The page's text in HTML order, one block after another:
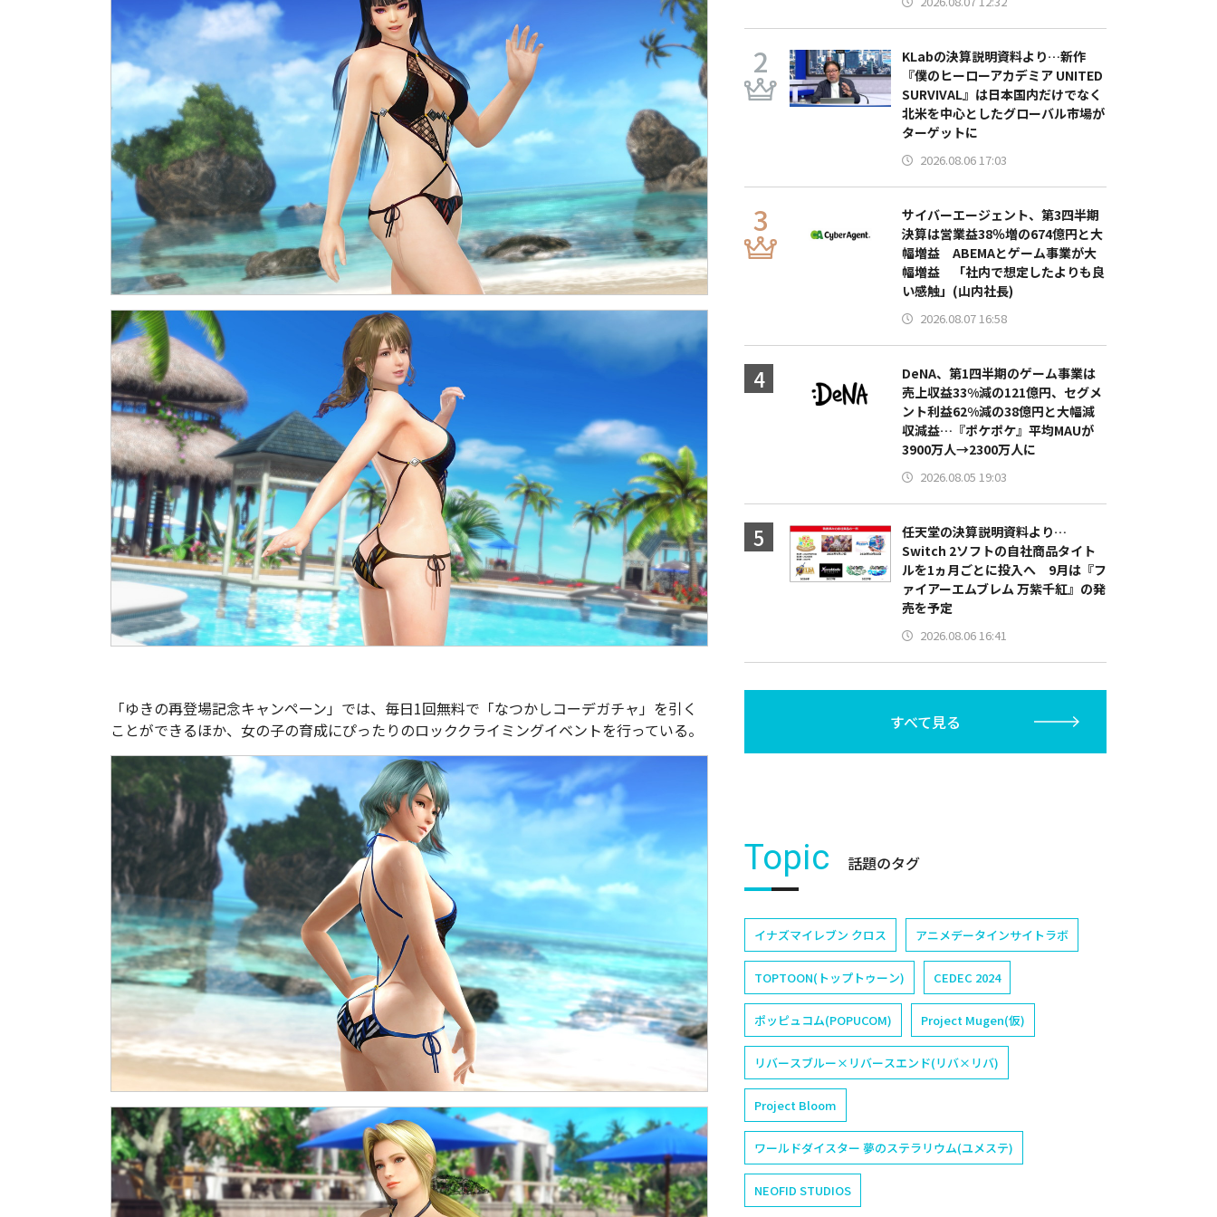
「ゆきの再登場記念キャンペーン」では、毎日1回無料で「なつかしコーデガチャ」を引く
ことができるほか、女の子の育成にぴったりのロッククライミングイベントを行っている。
KLabの決算説明資料より…新作
『僕のヒーローアカデミア UNITED
SURVIVAL』は日本国内だけでなく
北米を中心としたグローバル市場が
ターゲットに
2026.08.06 17:03
サイバーエージェント、第3四半期
決算は営業益38％増の674億円と大
幅増益 ABEMAとゲーム事業が大
幅増益 「社内で想定したよりも良
い感触」(山内社長)
2026.08.07 16:58
DeNA、第1四半期のゲーム事業は
売上収益33%減の121億円、セグメ
ント利益62%減の38億円と大幅減
収減益…『ポケポケ』平均MAUが
3900万人→2300万人に
2026.08.05 19:03
任天堂の決算説明資料より…
Switch 2ソフトの自社商品タイト
ルを1ヵ月ごとに投入へ 9月は『フ
ァイアーエムブレム 万紫千紅』の発
売を予定
2026.08.06 16:41
すべて見る
Topic 話題のタグ
イナズマイレブン クロス アニメデータインサイトラボ
TOPTOON(トップトゥーン) CEDEC 2024
ポッピュコム(POPUCOM) Project Mugen(仮)
リバースブルー×リバースエンド(リバ×リバ)
Project Bloom
ワールドダイスター 夢のステラリウム(ユメステ)
NEOFID STUDIOS